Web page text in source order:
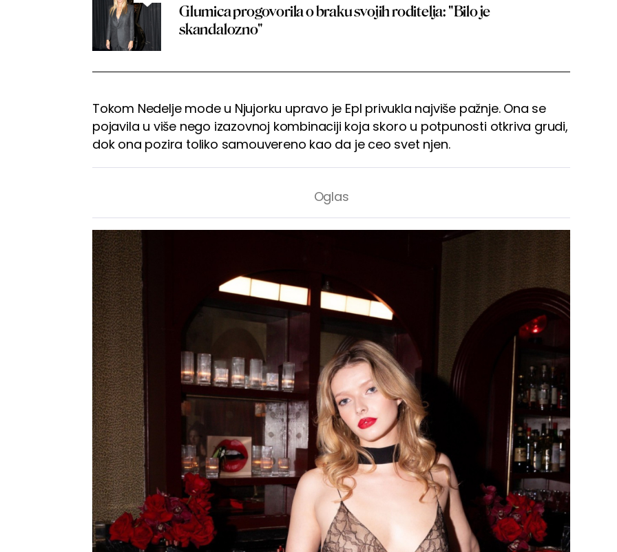
Glumica progovorila o braku svojih roditelja: "Bilo je
skandalozno"
Tokom Nedelje mode u Njujorku upravo je Epl privukla najviše pažnje. Ona se
pojavila u više nego izazovnoj kombinaciji koja skoro u potpunosti otkriva grudi,
dok ona pozira toliko samouvereno kao da je ceo svet njen.